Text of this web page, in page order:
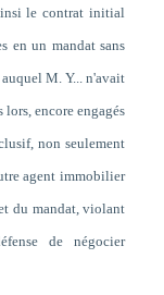
le contrat initial
en un mandat sans
M. Y... n'avait
encore engagés
non seulement
agent immobilier
du mandat, violant
de négocier